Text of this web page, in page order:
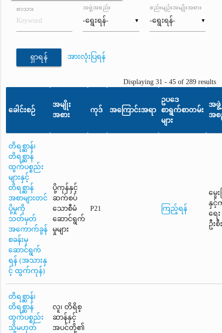
စာသား
▼
အဖွဲ့အစည်း
▼
စည်းမျဉ်းအမျိုးအစား
ရှာရန် အားလုံးပြရန်
Displaying 31 - 45 of 289 results
ခေါင်းစဉ်
အမျိုး
အစား
ကုဒ် အကြောင်းအရာ
ဥပဒေ
စာရွက်စာတမ်း
များ
အဖွဲ့
အစ
တိရစ္ဆာန်၊
တိရစ္ဆာန်
ထွက်ပစ္စည်း
များနှင့်
တိရစ္ဆာန်
အစာများတင်
ပို့မှုကို
သတ်မှတ်
အကောက်ခွန်
စခန်းမှ
ဆောင်ရွက်
ရန် (အသားနှ
င့် ထွက်ကုန်)
ပို့ကုန်နှင့်
ဆက်စပ်
သောစီမံ
ဆောင်ရွက်
မှုများ
P21 ကြည့်ရန်
မွေး
နှ
ရေး
ဦးစီ
တိရစ္ဆာန်၊
တိရစ္ဆာန်
ထွက်ပစ္စည်း
သို့မဟုတ်
လူ၊ တိရိစ္
ဆာန်နှင့်
အပင်တို့၏